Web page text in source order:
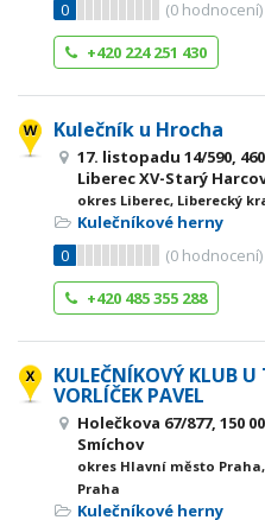
0
(0 hodnocení)
+420 224 251 430
Kulečník u Hrocha
17. listopadu 14/590,
Liberec XV-Starý
okres Liberec, Liberecký
Kulečníkové herny
0
(0 hodnocení)
+420 485 355 288
KULEČNÍKOVÝ KLUB U
VORLÍČEK PAVEL
Holečkova 67/877, 150
Smíchov
okres Hlavní město
Praha
Kulečníkové herny